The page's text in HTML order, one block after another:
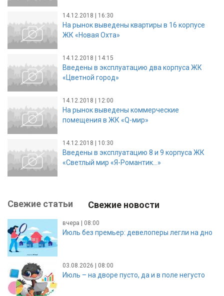
14.12.2018 | 16:30
На рынок выведены квартиры в 16 корпусе
ЖК «Новая Охта»
14.12.2018 | 14:15
Введены в эксплуатацию два корпуса ЖК
«Цветной город»
14.12.2018 | 12:00
На рынок выведены коммерческие
помещения в ЖК «Q-мир»
14.12.2018 | 10:30
Введены в эксплуатацию 8 и 9 корпуса ЖК
«Светлый мир «Я-Романтик…»
Свежие статьи Свежие новости
вчера | 08:00
Июль без премьер: девелоперы легли на дно
03.08.2026 | 08:00
Июль – на дворе пусто, да и в поле негусто